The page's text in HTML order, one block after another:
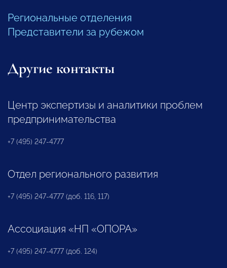
Региональные отделения
Представители за рубежом
Другие контакты
Центр экспертизы и аналитики проблем
предпринимательства
+7 (495) 247-4777
Отдел регионального развития
+7 (495) 247-4777 (доб. 116, 117)
Ассоциация «НП «ОПОРА»
+7 (495) 247-4777 (доб. 124)